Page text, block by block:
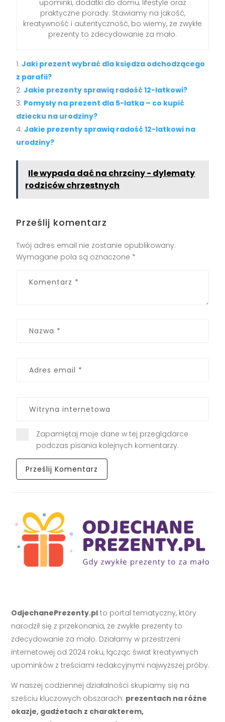
upominki, dodatki do domu, lifestyle oraz
praktyczne porady. Stawiamy na jakość,
kreatywność i autentyczność, bo wiemy, że zwykłe
prezenty to zdecydowanie za mało.
Jaki prezent wybrać dla księdza odchodzącego
z parafii?
Jakie prezenty sprawią radość 12-latkowi?
Pomysły na prezent dla 5-latka – co kupić
dziecku na urodziny?
Jakie prezenty sprawią radość 12-latkowi na
urodziny?
Ile wypada dać na chrzciny - dylematy
rodziców chrzestnych
Prześlij komentarz
Twój adres email nie zostanie opublikowany.
Wymagane pola są oznaczone *
Zapamiętaj moje dane w tej przeglądarce
podczas pisania kolejnych komentarzy.
OdjechanePrezenty.pl to portal tematyczny, który
narodził się z przekonania, że zwykłe prezenty to
zdecydowanie za mało. Działamy w przestrzeni
internetowej od 2024 roku, łącząc świat kreatywnych
upominków z treściami redakcyjnymi najwyższej próby.
W naszej codziennej działalności skupiamy się na
sześciu kluczowych obszarach: prezentach na różne
okazje, gadżetach z charakterem,